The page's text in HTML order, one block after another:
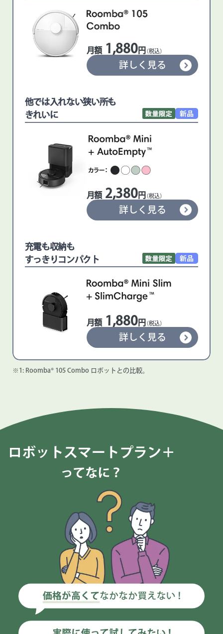
月額 1,880円 （税込）
詳しく見る
他では入れない狭い所も
きれいに
月額 2,380円 （税込）
詳しく見る
充電も収納も
すっきりコンパクト
月額 1,880円 （税込）
詳しく見る
※1: Roomba® 105 Combo ロボットとの比較。